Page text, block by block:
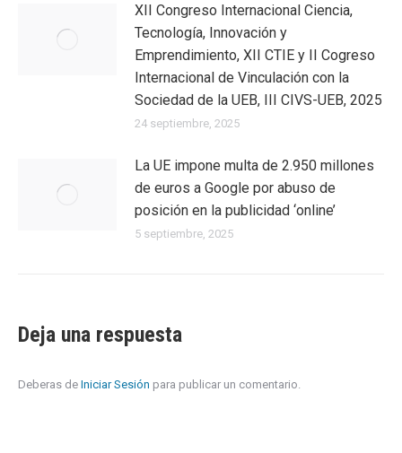
XII Congreso Internacional Ciencia,
Tecnología, Innovación y
Emprendimiento, XII CTIE y II Cogreso
Internacional de Vinculación con la
Sociedad de la UEB, III CIVS-UEB, 2025
24 septiembre, 2025
La UE impone multa de 2.950 millones
de euros a Google por abuso de
posición en la publicidad ‘online’
5 septiembre, 2025
Deja una respuesta
Deberas de Iniciar Sesión para publicar un comentario.